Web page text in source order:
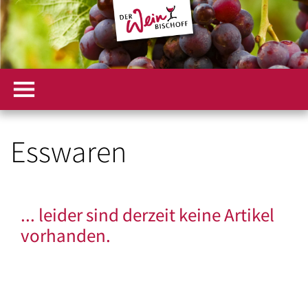
Esswaren
... leider sind derzeit keine Artikel
vorhanden.